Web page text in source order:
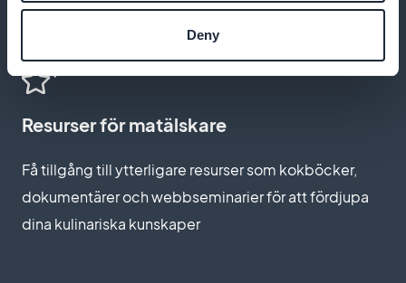
Deny
Behärska konsten att presentera med tips om hur du
klär dina rätter på ett professionellt sätt
Resurser för matälskare
Få tillgång till ytterligare resurser som kokböcker,
dokumentärer och webbseminarier för att fördjupa
dina kulinariska kunskaper